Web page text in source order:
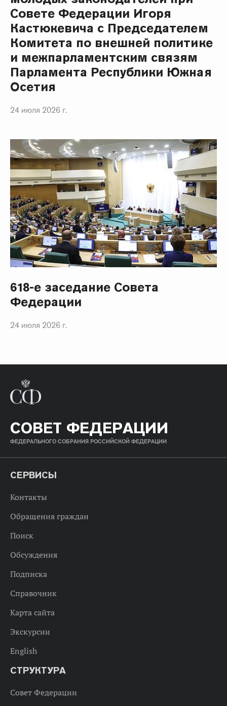
Совете Федерации Игоря
Кастюкевича с Председателем
Комитета по внешней политике
и межпарламентским связям
Парламента Республики Южная
Осетия
24 июля 2026 г.
618-е заседание Совета
Федерации
24 июля 2026 г.
СОВЕТ ФЕДЕРАЦИИ
ФЕДЕРАЛЬНОГО СОБРАНИЯ РОССИЙСКОЙ ФЕДЕРАЦИИ
СЕРВИСЫ
Контакты
Обращения граждан
Поиск
Обсуждения
Подписка
Справочник
Карта сайта
Экскурсии
English
СТРУКТУРА
Совет Федерации